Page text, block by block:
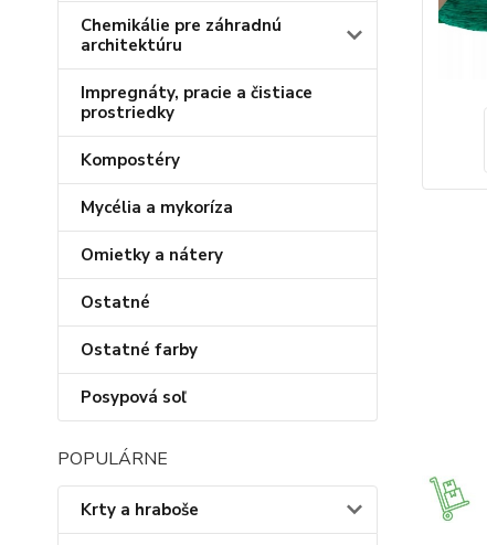
Chemikálie pre záhradnú
architektúru
Impregnáty, pracie a čistiace
prostriedky
Kompostéry
Mycélia a mykoríza
Omietky a nátery
Ostatné
Ostatné farby
Posypová soľ
POPULÁRNE
Krty a hraboše